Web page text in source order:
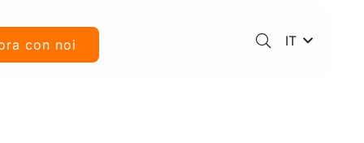
con noi IT